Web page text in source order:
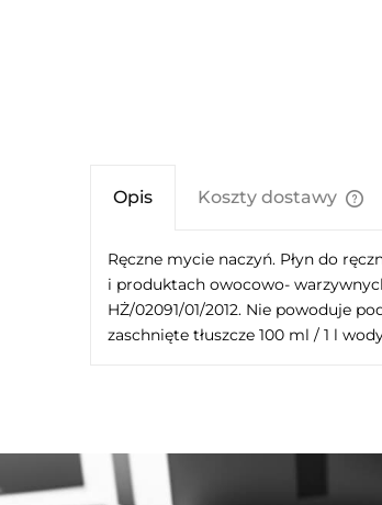
Opis Koszty dostawy
Ręczne mycie naczyń. Płyn do
i produktach owocowo-
HŻ/02091/01/2012. Nie powoduje
zaschnięte tłuszcze 100 ml / 1 l